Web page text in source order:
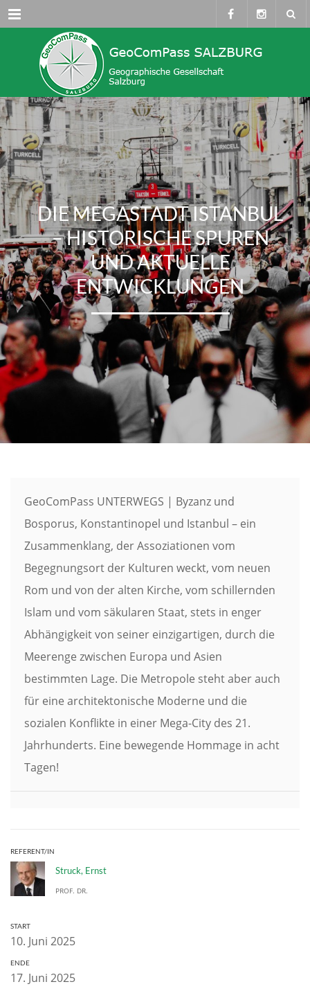
Menü
DIE MEGASTADT ISTANBUL
– HISTORISCHE SPUREN
UND AKTUELLE
ENTWICKLUNGEN
GeoComPass UNTERWEGS | Byzanz und
Bosporus, Konstantinopel und Istanbul – ein
Zusammenklang, der Assoziationen vom
Begegnungsort der Kulturen weckt, vom neuen
Rom und von der alten Kirche, vom schillernden
Islam und vom säkularen Staat, stets in enger
Abhängigkeit von seiner einzigartigen, durch die
Meerenge zwischen Europa und Asien
bestimmten Lage. Die Metropole steht aber auch
für eine architektonische Moderne und die
sozialen Konflikte in einer Mega-City des 21.
Jahrhunderts. Eine bewegende Hommage in acht
Tagen!
REFERENT/IN
Struck, Ernst
PROF. DR.
START
10. Juni 2025
ENDE
17. Juni 2025